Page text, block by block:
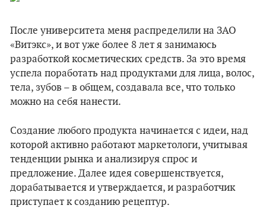
После университета меня распределили на ЗАО
«Витэкс», и вот уже более 8 лет я занимаюсь
разработкой косметических средств. За это время
успела поработать над продуктами для лица, волос,
тела, зубов – в общем, создавала все, что только
можно на себя нанести.
Создание любого продукта начинается с идеи, над
которой активно работают маркетологи, учитывая
тенденции рынка и анализируя спрос и
предложение. Далее идея совершенствуется,
дорабатывается и утверждается, и разработчик
приступает к созданию рецептур.